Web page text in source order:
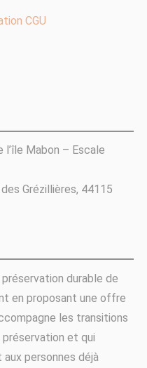
CGU
l’île Mabon – Escale
Grézillières, 44115
durable de
en proposant une offre
les transitions
et qui
personnes déjà